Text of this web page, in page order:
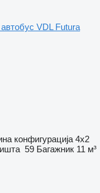
VDL Futura
конфигурација 4x2
59 Багажник 11 м³